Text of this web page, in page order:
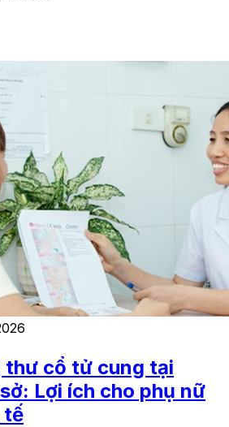
thư cổ tử cung tại
Lợi ích cho phụ nữ
tế